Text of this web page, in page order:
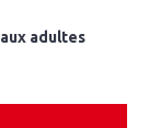
adultes